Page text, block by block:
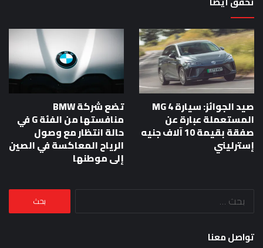
صيد الجوائز: سيارة MG 4
المستعملة عبارة عن
صفقة بقيمة 10 آلاف جنيه
إسترليني
تضع شركة BMW
منافستها من الفئة G في
حالة انتظار مع وصول
الرياح المعاكسة في الصين
إلى موطنها
البحث
تواصل معنا